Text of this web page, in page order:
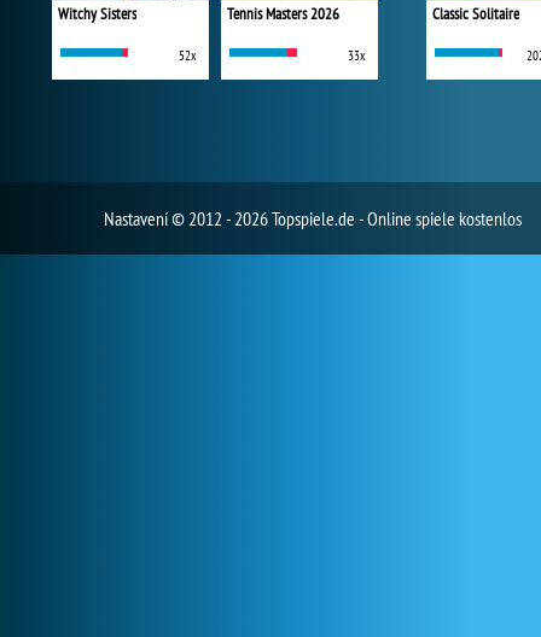
Witchy Sisters
52x
Tennis Masters 2026
33x
Classic Solitaire
Nastavení© 2012 - 2026 Topspiele.de - Online spiele kostenlos